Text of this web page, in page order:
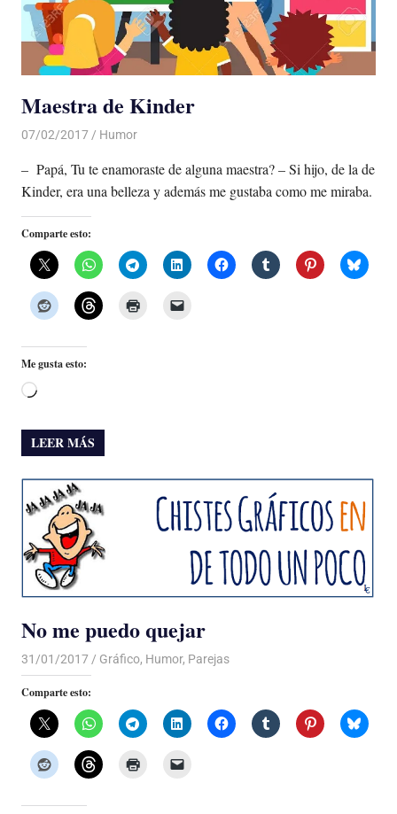
Maestra de Kinder
07/02/2017 Luis Castellanos
Humor
– Papá, Tu te enamoraste de alguna maestra? – Si hijo, de la de
Kinder, era una belleza y además me gustaba como me miraba.
Comparte esto:
Me gusta esto:
Cargando...
LEER MÁS
No me puedo quejar
31/01/2017 Luis Castellanos
Gráfico, Humor, Parejas
Comparte esto: